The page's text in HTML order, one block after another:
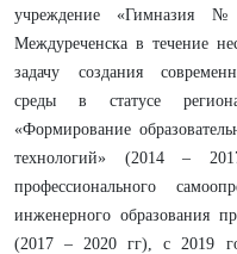
учреждение «Гимназия
Междуреченска в течение
задачу создания
среды в статусе
«Формирование
технологий» (2014 –
профессионального
инженерного образования
(2017 – 2020 гг), с 2019